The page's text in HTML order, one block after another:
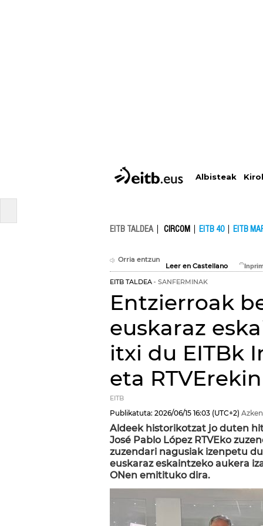
Albisteak
EITB TALDEA CIRCOM EITB 40 EITB
Orria entzun
Leer en Castellano
EITB TALDEA SANFERMINAK
Entzierroak
euskaraz
itxi du EITBk
eta RTVErekin
EITB
Publikatuta: 2026/06/15 16:03 (UTC+2)
Aldeek historikotzat jo duten
José Pablo López RTVEko
zuzendari nagusiak izenpetu
euskaraz eskaintzeko aukera
ONen emitituko dira.